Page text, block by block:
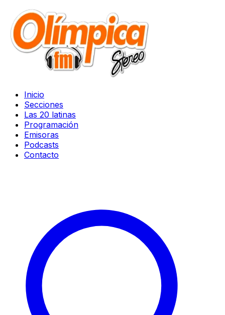
Inicio
Secciones
Las 20 latinas
Programación
Emisoras
Podcasts
Contacto